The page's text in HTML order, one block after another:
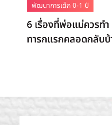
พัฒนาการเด็ก 0-1 ปี
6 เรื่องที่พ่อแม่ควรท
ทารกแรกคลอดกลับบ้